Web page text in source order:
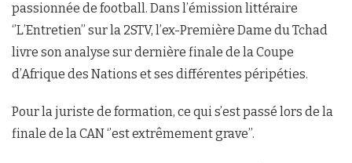
passionnée de football. Dans l’émission littéraire
‘’L’Entretien’’ sur la 2STV, l’ex-Première Dame du Tchad
livre son analyse sur dernière finale de la Coupe
d’Afrique des Nations et ses différentes péripéties.
Pour la juriste de formation, ce qui s’est passé lors de la
finale de la CAN ‘’est extrêmement grave’’.